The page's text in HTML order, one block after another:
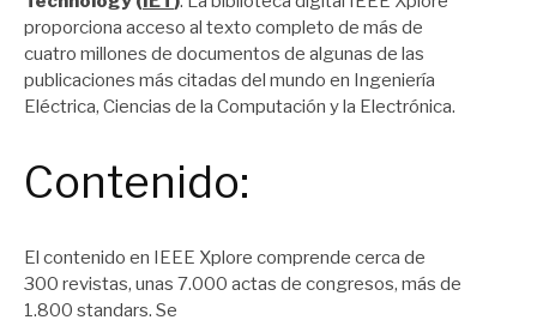
proporciona acceso al texto completo de más de
cuatro millones de documentos de algunas de las
publicaciones más citadas del mundo en Ingeniería
Eléctrica, Ciencias de la Computación y la Electrónica.
Contenido:
El contenido en IEEE Xplore comprende cerca de
300 revistas, unas 7.000 actas de congresos, más de
1.800 standars. Se